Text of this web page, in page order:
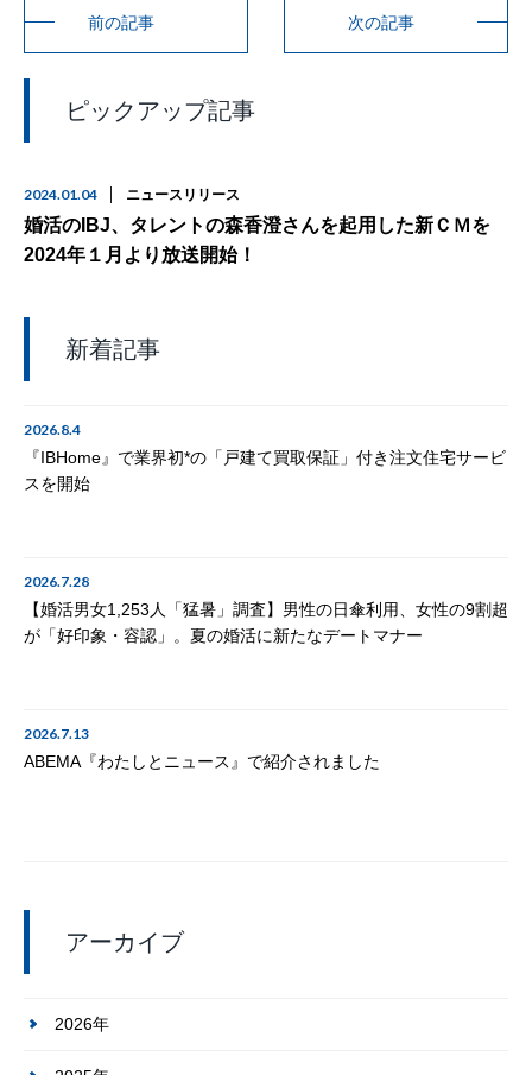
前の記事 次の記事
ピックアップ記事
2024.01.04 ニュースリリース
婚活のIBJ、タレントの森香澄さんを起用した新ＣＭを
2024年１月より放送開始！
新着記事
2026.8.4
『IBHome』で業界初*の「戸建て買取保証」付き注文住宅サービ
スを開始
2026.7.28
【婚活男女1,253人「猛暑」調査】男性の日傘利用、女性の9割超
が「好印象・容認」。夏の婚活に新たなデートマナー
2026.7.13
ABEMA『わたしとニュース』で紹介されました
アーカイブ
2026年